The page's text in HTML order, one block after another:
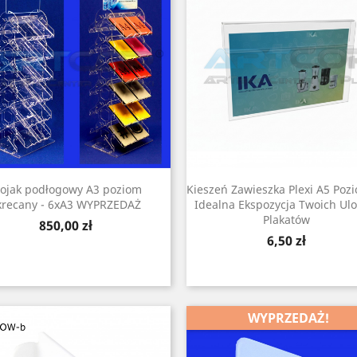
podłogowy A3 poziom
- 6xA3 WYPRZEDAŻ
Cena
850,00 zł
Kieszeń Zawieszka Plexi A5
Idealna Ekspozycja Twoich
Plakatów
Cena
6,50 zł
WYPRZEDAŻ!